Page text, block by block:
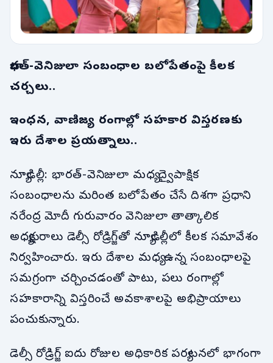
భారత్-వెనిజులా సంబంధాల బలోపేతంపై కీలక
చర్చలు..
ఇంధన, వాణిజ్య రంగాల్లో సహకార విస్తరణకు
ఇరు దేశాల ప్రయత్నాలు..
న్యూఢిల్లీ: భారత్-వెనిజులా మధ్య ద్వైపాక్షిక
సంబంధాలను మరింత బలోపేతం చేసే దిశగా ప్రధాని
నరేంద్ర మోదీ గురువారం వెనిజులా తాత్కాలిక
అధ్యక్షురాలు డెల్సీ రోడ్రిగ్జ్‌తో న్యూఢిల్లీలో కీలక సమావేశం
నిర్వహించారు. ఇరు దేశాల మధ్య ఉన్న సంబంధాలపై
సమగ్రంగా చర్చించడంతో పాటు, పలు రంగాల్లో
సహకారాన్ని విస్తరించే అవకాశాలపై అభిప్రాయాలు
పంచుకున్నారు.
డెల్సీ రోడ్రిగ్జ్ ఐదు రోజుల అధికారిక పర్యటనలో భాగంగా